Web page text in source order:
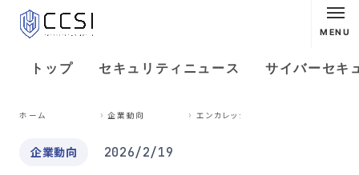
MENU
トップ セキュリティニュース サイバーセキ
ホーム 企業動向
企業動向 2026/2/19